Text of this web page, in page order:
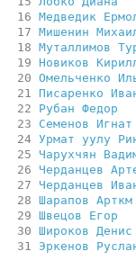
  16
  17
  18
  19
  20
  21
  22
  23
  24
Урмат
  25
  26
  27
  28
  29
  30
  31